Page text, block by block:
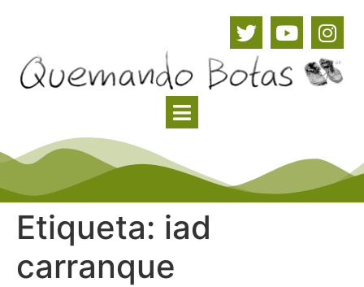
Etiqueta: iad
carranque